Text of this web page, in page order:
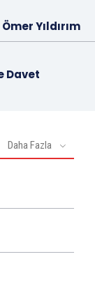
Yıldırım
Davet
Daha Fazla